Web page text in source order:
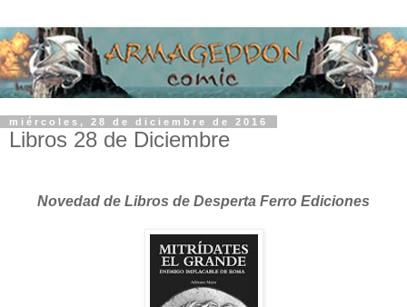
miércoles, 28 de diciembre de 2016
Libros 28 de Diciembre
Novedad de Libros de Desperta Ferro Ediciones